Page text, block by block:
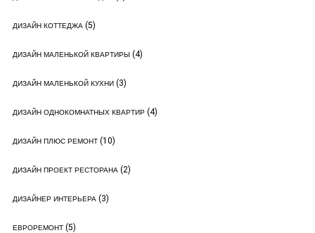
ДИЗАЙН КОТТЕДЖА(5)
ДИЗАЙН МАЛЕНЬКОЙ КВАРТИРЫ (4)
ДИЗАЙН МАЛЕНЬКОЙ КУХНИ(3)
ДИЗАЙН ОДНОКОМНАТНЫХ КВАРТИР(4)
ДИЗАЙН ПЛЮС РЕМОНТ(10)
ДИЗАЙН ПРОЕКТ РЕСТОРАНА(2)
ДИЗАЙНЕР ИНТЕРЬЕРА(3)
ЕВРОРЕМОНТ(5)